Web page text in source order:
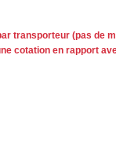
transporteur (pas de
cotation en rapport